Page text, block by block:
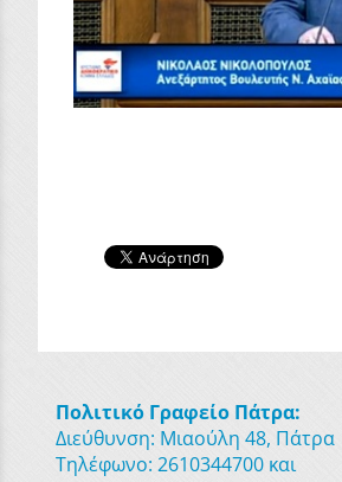
Πολιτικό Γραφείο Πάτρα:
Διεύθυνση: Μιαούλη 48, Πάτρα
Τηλέφωνο: 2610344700 και